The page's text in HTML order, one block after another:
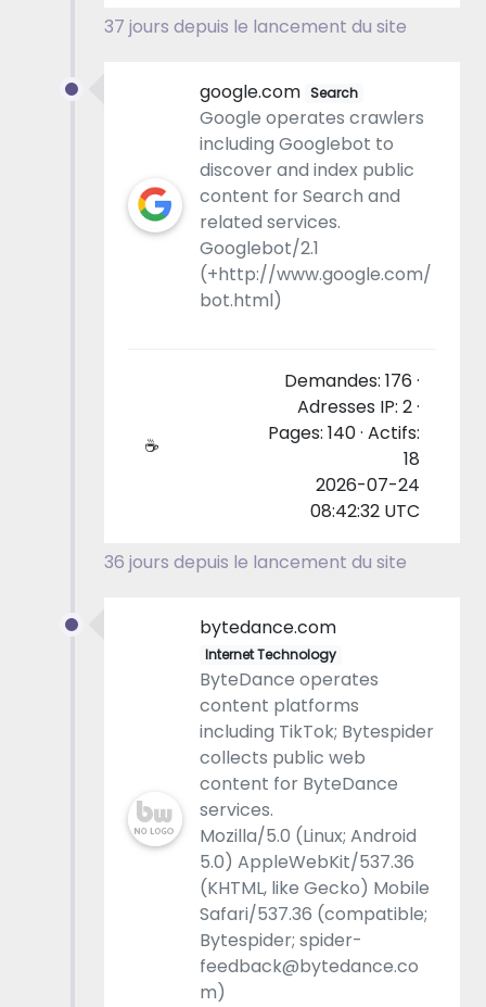
37 jours depuis le lancement du site
google.com Search
Google operates crawlers
including Googlebot to
discover and index public
content for Search and
related services.
Googlebot/2.1
(+http://www.google.com/
bot.html)
☕
Demandes: 176 ·
Adresses IP: 2 ·
Pages: 140 · Actifs:
18
2026-07-24
08:42:32 UTC
36 jours depuis le lancement du site
bytedance.com
Internet Technology
ByteDance operates
content platforms
including TikTok; Bytespider
collects public web
content for ByteDance
services.
Mozilla/5.0 (Linux; Android
5.0) AppleWebKit/537.36
(KHTML, like Gecko) Mobile
Safari/537.36 (compatible;
Bytespider; spider-
feedback@bytedance.co
m)